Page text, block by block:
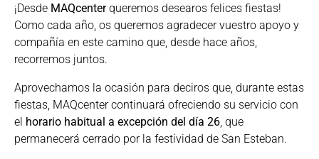
¡Desde MAQcenterqueremos desearos felices fiestas!
Como cada año, os queremos agradecer vuestro apoyo y
compañía en este camino que, desde hace años,
recorremos juntos.
Aprovechamos la ocasión para deciros que, durante estas
fiestas, MAQcenter continuará ofreciendo su servicio con
el horario habitual a excepción del día 26, que
permanecerá cerrado por la festividad de San Esteban.